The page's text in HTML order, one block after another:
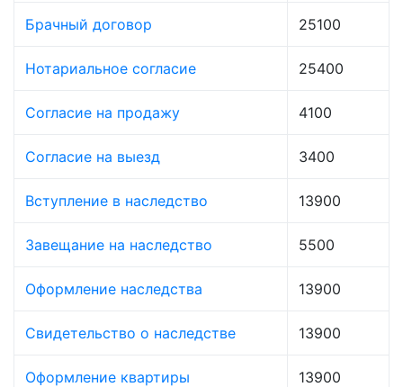
Брачный договор 25100
Нотариальное согласие 25400
Согласие на продажу 4100
Согласие на выезд 3400
Вступление в наследство 13900
Завещание на наследство 5500
Оформление наследства 13900
Свидетельство о наследстве 13900
Оформление квартиры 13900